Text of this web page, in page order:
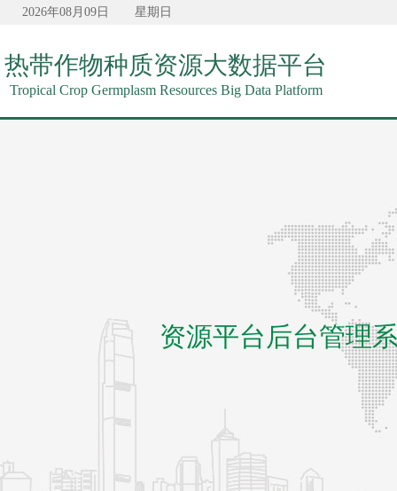
2026年08月09日 星期日
热带作物种质资源大数据平台
Tropical Crop Germplasm Resources Big Data Platform
资源平台后台管理